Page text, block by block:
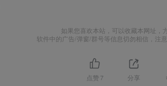
如果您喜欢本站，可以收藏本网址，
软件中的广告/弹窗/群号等信息切勿相信，注
点赞 7 分享